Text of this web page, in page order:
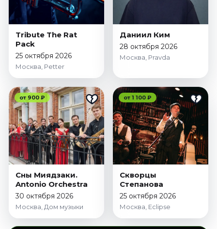
Tribute The Rat
Pack
25 октября 2026
Москва, Petter
Даниил Ким
28 октября 2026
Москва, Pravda
от 900 ₽
Сны Миядзаки.
Antonio Orchestra
30 октября 2026
Москва, Дом музыки
от 1 100 ₽
Скворцы
Степанова
25 октября 2026
Москва, Eclipse